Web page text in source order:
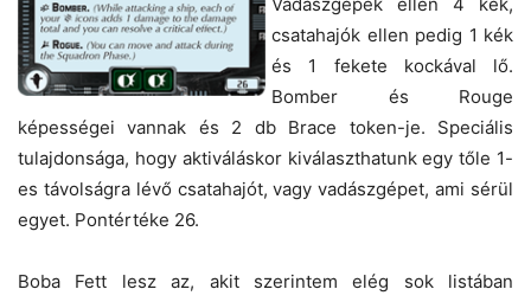
csatahajók ellen pedig 1 kék
és 1 fekete kockával lő.
Bomber és Rouge
képességei vannak és 2 db Brace token-je. Speciális
tulajdonsága, hogy aktiváláskor kiválaszthatunk egy tőle 1-
es távolságra lévő csatahajót, vagy vadászgépet, ami sérül
egyet. Pontértéke 26.
Boba Fett lesz az, akit szerintem elég sok listában